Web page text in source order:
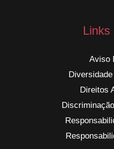
Links
Aviso
Direitos